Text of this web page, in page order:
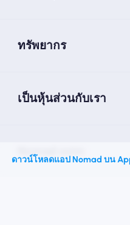
ทรัพยากร
เป็นหุ้นส่วนกับเรา
Nomad esim
ดาวน์โหลดแอป Nomad บน